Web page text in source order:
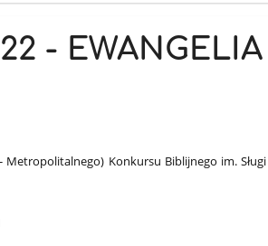
- EWANGELIA
Konkursu Biblijnego im. Sługi